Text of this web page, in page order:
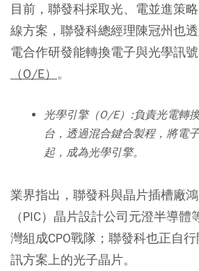
目前，聯發科採取光、電並進策
線方案，聯發科總經理陳冠州也
電合作研發能轉換電子與光學訊
（O/E） 。
光學引擎（O/E）:負責光電轉
台，透過混合鍵合製程，將電
起，成為光學引擎。
業界指出，聯發科與晶片插槽廠
（PIC）晶片設計公司元澄半導
灣組成CPO戰隊；聯發科也正自
訊方案上的光子晶片。